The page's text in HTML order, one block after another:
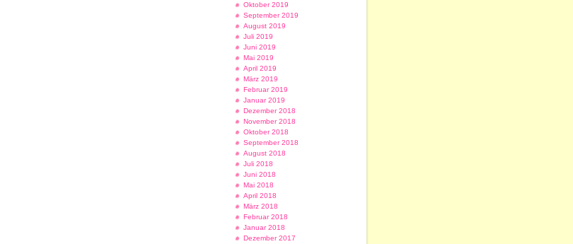
Oktober 2019
September 2019
August 2019
Juli 2019
Juni 2019
Mai 2019
April 2019
März 2019
Februar 2019
Januar 2019
Dezember 2018
November 2018
Oktober 2018
September 2018
August 2018
Juli 2018
Juni 2018
Mai 2018
April 2018
März 2018
Februar 2018
Januar 2018
Dezember 2017